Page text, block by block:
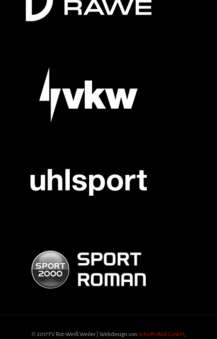
© 2017 FV Rot-Weiß Weiler | Webdesign von Schrift+Bild GmbH,